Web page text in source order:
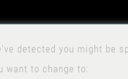
detected you might be
want to change to: